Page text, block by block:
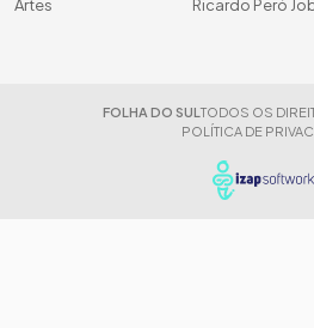
Artes
Ricardo Peró
FOLHA DO SUL TODOS OS
POLÍTICA DE